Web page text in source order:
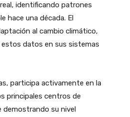
identificando patrones
hace una década. El
al cambio climático,
datos en sus sistemas
participa activamente en la
principales centros de
demostrando su nivel